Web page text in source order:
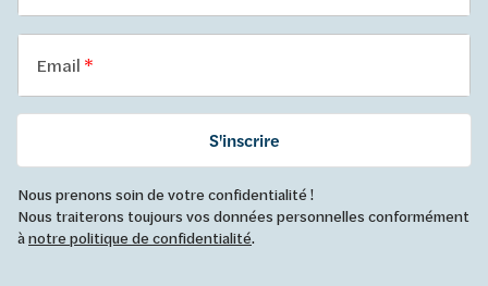
Email
S'inscrire
Nous prenons soin de votre confidentialité !
Nous traiterons toujours vos données personnelles conformément
ànotre politique de confidentialité.